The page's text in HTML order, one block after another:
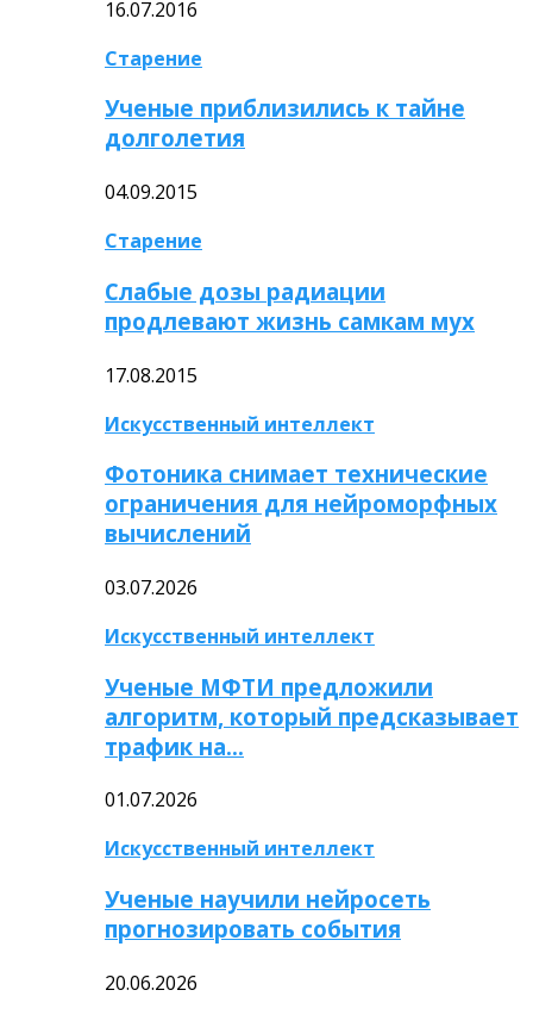
16.07.2016
Старение
Ученые приблизились к тайне
долголетия
04.09.2015
Старение
Слабые дозы радиации
продлевают жизнь самкам мух
17.08.2015
Искусственный интеллект
Фотоника снимает технические
ограничения для нейроморфных
вычислений
03.07.2026
Искусственный интеллект
Ученые МФТИ предложили
алгоритм, который предсказывает
трафик на…
01.07.2026
Искусственный интеллект
Ученые научили нейросеть
прогнозировать события
20.06.2026